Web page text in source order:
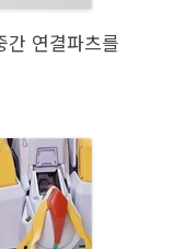
간 연결파츠를